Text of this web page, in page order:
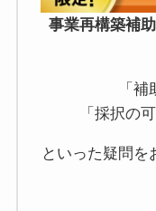
事業再構築補
「
「採択の
といった疑問を